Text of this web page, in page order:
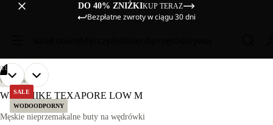
DO 40% ZNIŻKIKUP TERAZ
Bezpłatne zwroty w ciągu 30 dni
SALE
WODOODPORNY
11
OTWÓRZ
OBRAZ
PEŁNYM
OTWÓRZ
OBRAZ
PEŁNYM
OTWÓRZ
OBRAZ
PEŁNYM
OTWÓRZ
OBRAZ
PEŁNYM
OTWÓRZ
OBRAZ
PEŁNYM
OTWÓRZ
OBRAZ
PEŁNYM
OTWÓRZ
OBRAZ
PEŁNYM
OTWÓRZ
OBRAZ
PEŁNYM
OTWÓRZ
OBRAZ
PEŁNYM
OTWÓRZ
OBRAZ
PEŁNYM
OTWÓRZ
OBRAZ
PEŁNYM
WĘDRÓWKI
WILD HIKE TEXAPORE LOW M
Męskie nieprzemakalne buty na wędrówki